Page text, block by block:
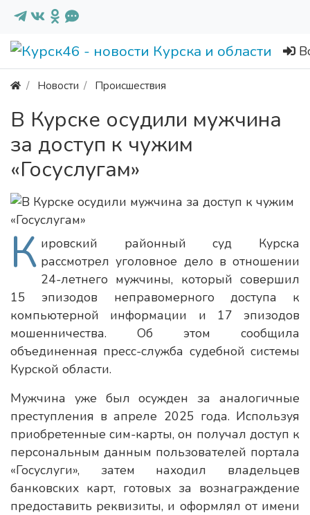
Новости Происшествия
В Курске осудили мужчина
за доступ к чужим
«Госуслугам»
К ировский районный суд Курска
рассмотрел уголовное дело в отношении
24-летнего мужчины, который совершил
15 эпизодов неправомерного доступа к
компьютерной информации и 17 эпизодов
мошенничества. Об этом сообщила
объединенная пресс-служба судебной системы
Курской области.
Мужчина уже был осужден за аналогичные
преступления в апреле 2025 года. Используя
приобретенные сим-карты, он получал доступ к
персональным данным пользователей портала
«Госуслуги», затем находил владельцев
банковских карт, готовых за вознаграждение
предоставить реквизиты, и оформлял от имени